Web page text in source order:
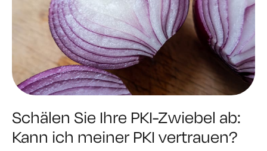
Schälen Sie Ihre PKI-Zwiebel ab:
Kann ich meiner PKI vertrauen?